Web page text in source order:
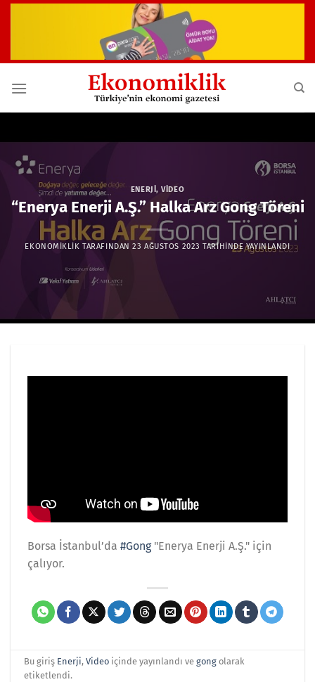
ENERJI,VIDEO
“Enerya Enerji A.Ş.” Halka Arz Gong Töreni
EKONOMIKLIK TARAFINDAN 23 AĞUSTOS 2023 TARIHINDE YAYINLANDI
Borsa İstanbul’da #Gong"Enerya Enerji A.Ş." için
çalıyor.
Bu giriş Enerji,Video içinde yayınlandı vegong olarak
etiketlendi.